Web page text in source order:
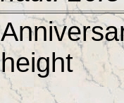
height